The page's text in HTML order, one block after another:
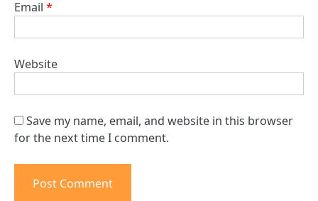
Email *
Website
Save my name, email, and website in this browser
for the next time I comment.